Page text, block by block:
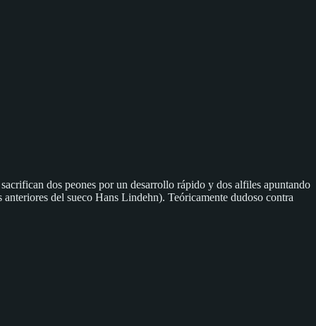
dos peones por un desarrollo rápido y dos alfiles apuntando
del sueco Hans Lindehn). Teóricamente dudoso contra